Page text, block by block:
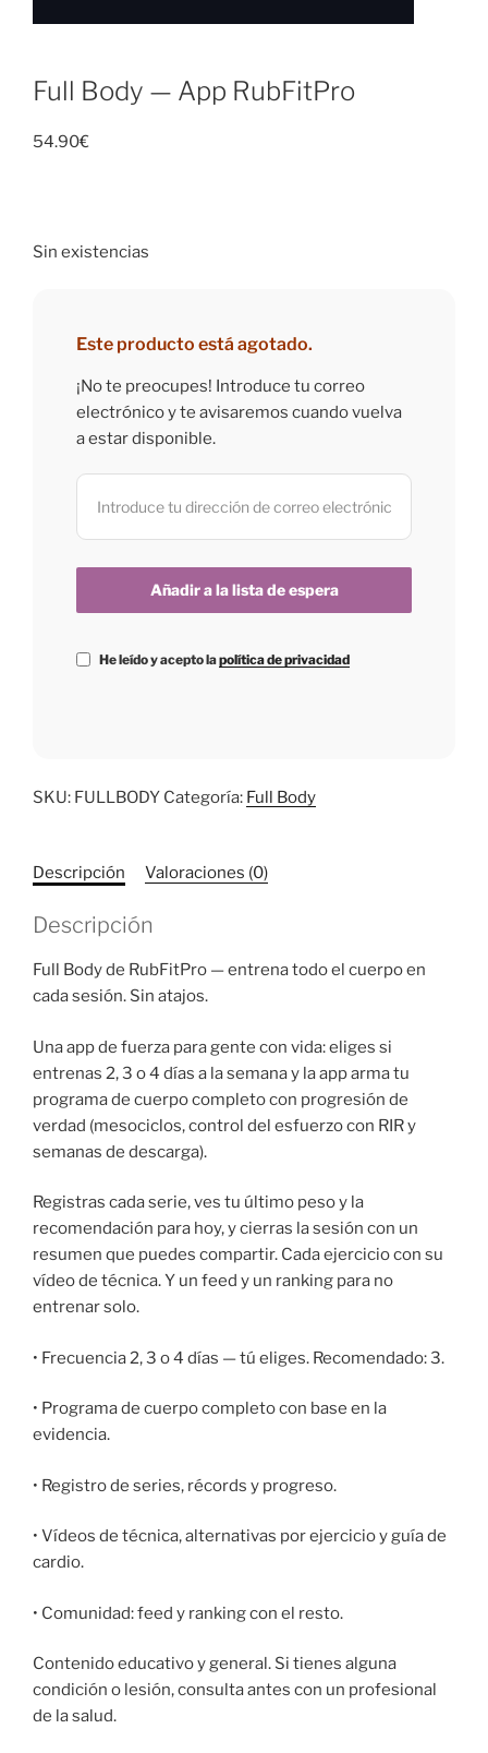
Full Body — App RubFitPro
54.90€
Sin existencias
Este producto está agotado.
¡No te preocupes! Introduce tu correo
electrónico y te avisaremos cuando vuelva
a estar disponible.
He leído y acepto lapolítica de privacidad
SKU: FULLBODY Categoría: Full Body
Descripción Valoraciones (0)
Descripción
Full Body de RubFitPro — entrena todo el cuerpo en
cada sesión. Sin atajos.
Una app de fuerza para gente con vida: eliges si
entrenas 2, 3 o 4 días a la semana y la app arma tu
programa de cuerpo completo con progresión de
verdad (mesociclos, control del esfuerzo con RIR y
semanas de descarga).
Registras cada serie, ves tu último peso y la
recomendación para hoy, y cierras la sesión con un
resumen que puedes compartir. Cada ejercicio con su
vídeo de técnica. Y un feed y un ranking para no
entrenar solo.
• Frecuencia 2, 3 o 4 días — tú eliges. Recomendado: 3.
• Programa de cuerpo completo con base en la
evidencia.
• Registro de series, récords y progreso.
• Vídeos de técnica, alternativas por ejercicio y guía de
cardio.
• Comunidad: feed y ranking con el resto.
Contenido educativo y general. Si tienes alguna
condición o lesión, consulta antes con un profesional
de la salud.